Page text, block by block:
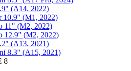
(A14, 2022)
10.9" (M1, 2022)
11" (M2, 2022)
12.9" (M2, 2022)
(A13, 2021)
8.3" (A15, 2021)
8